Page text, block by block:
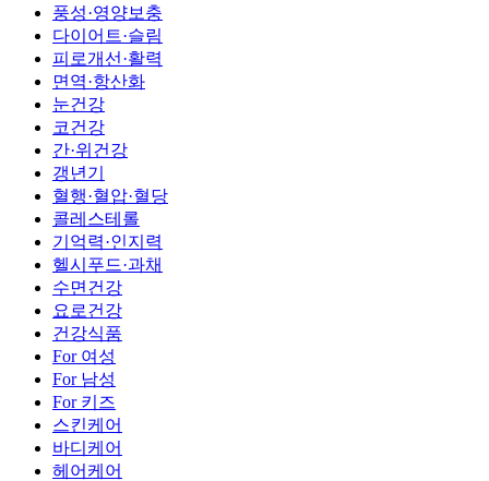
풍성·영양보충
다이어트·슬림
피로개선·활력
면역·항산화
눈건강
코건강
간·위건강
갱년기
혈행·혈압·혈당
콜레스테롤
기억력·인지력
헬시푸드·과채
수면건강
요로건강
건강식품
For 여성
For 남성
For 키즈
스킨케어
바디케어
헤어케어